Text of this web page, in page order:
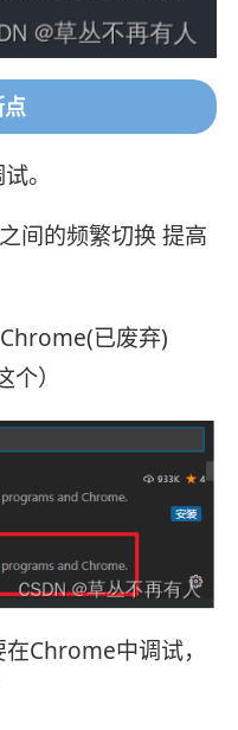
。
间的频繁切换 提高
已废弃)
）
Chrome中调试，